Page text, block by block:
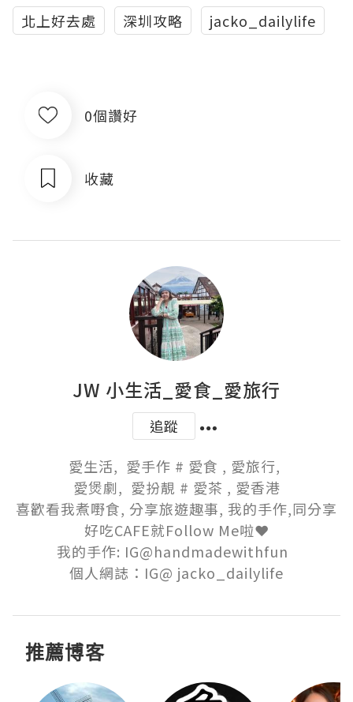
北上好去處
深圳攻略 jacko_dailylife
0個讚好
收藏
JW 小生活_愛食_愛旅行
追蹤
愛生活,  愛手作 # 愛食 , 愛旅行,
愛煲劇,  愛扮靚 # 愛茶 , 愛香港
喜歡看我煮嘢食, 分享旅遊趣事, 我的手作,同分享
好吃CAFE就Follow Me啦❤️
我的手作: IG@handmadewithfun
個人網誌：IG@ jacko_dailylife
推薦博客